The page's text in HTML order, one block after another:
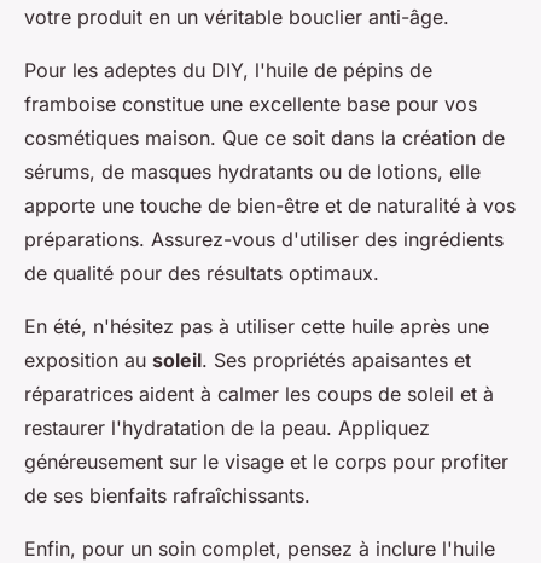
votre produit en un véritable bouclier anti-âge.
Pour les adeptes du DIY, l'huile de pépins de
framboise constitue une excellente base pour vos
cosmétiques maison. Que ce soit dans la création de
sérums, de masques hydratants ou de lotions, elle
apporte une touche de bien-être et de naturalité à vos
préparations. Assurez-vous d'utiliser des ingrédients
de qualité pour des résultats optimaux.
En été, n'hésitez pas à utiliser cette huile après une
exposition au soleil. Ses propriétés apaisantes et
réparatrices aident à calmer les coups de soleil et à
restaurer l'hydratation de la peau. Appliquez
généreusement sur le visage et le corps pour profiter
de ses bienfaits rafraîchissants.
Enfin, pour un soin complet, pensez à inclure l'huile